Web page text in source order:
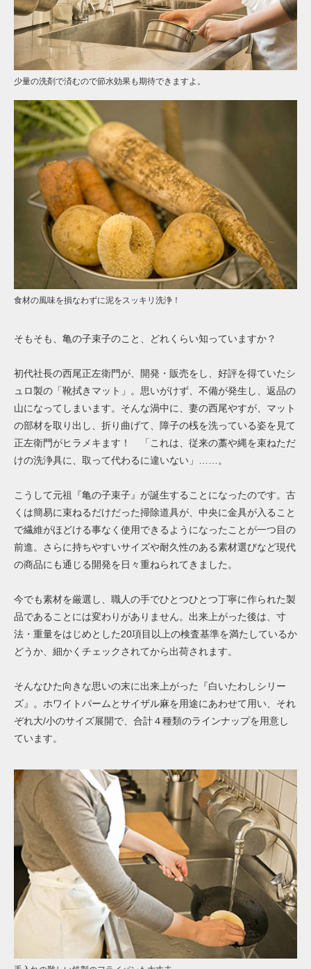
少量の洗剤で済むので節水効果も期待できますよ。
食材の風味を損なわずに泥をスッキリ洗浄！
そもそも、亀の子束子のこと、どれくらい知っていますか？
初代社長の西尾正左衛門が、開発・販売をし、好評を得ていたシ
ュロ製の「靴拭きマット」。思いがけず、不備が発生し、返品の
山になってしまいます。そんな渦中に、妻の西尾やすが、マット
の部材を取り出し、折り曲げて、障子の桟を洗っている姿を見て
正左衛門がヒラメキます！ 「これは、従来の藁や縄を束ねただ
けの洗浄具に、取って代わるに違いない」……。
こうして元祖『亀の子束子』が誕生することになったのです。古
くは簡易に束ねるだけだった掃除道具が、中央に金具が入ること
で繊維がほどける事なく使用できるようになったことが一つ目の
前進。さらに持ちやすいサイズや耐久性のある素材選びなど現代
の商品にも通じる開発を日々重ねられてきました。
今でも素材を厳選し、職人の手でひとつひとつ丁寧に作られた製
品であることには変わりがありません。出来上がった後は、寸
法・重量をはじめとした20項目以上の検査基準を満たしているか
どうか、細かくチェックされてから出荷されます。
そんなひた向きな思いの末に出来上がった『白いたわしシリー
ズ』。ホワイトパームとサイザル麻を用途にあわせて用い、それ
ぞれ大/小のサイズ展開で、合計４種類のラインナップを用意し
ています。